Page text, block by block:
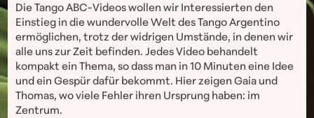
Die Tango ABC-Videos wollen wir Interessierten den
Einstieg in die wundervolle Welt des Tango Argentino
ermöglichen, trotz der widrigen Umstände, in denen wir
alle uns zur Zeit befinden. Jedes Video behandelt
kompakt ein Thema, so dass man in 10 Minuten eine Idee
und ein Gespür dafür bekommt. Hier zeigen Gaia und
Thomas, wo viele Fehler ihren Ursprung haben: im
Zentrum.